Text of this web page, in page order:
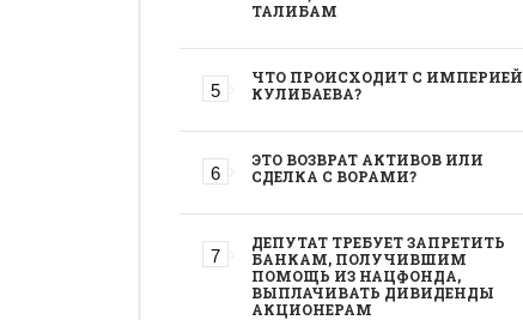
ТАЛИБАМ
ЧТО ПРОИСХОДИТ С ИМПЕРИЕЙ
КУЛИБАЕВА?
ЭТО ВОЗВРАТ АКТИВОВ ИЛИ
СДЕЛКА С ВОРАМИ?
ДЕПУТАТ ТРЕБУЕТ ЗАПРЕТИТЬ
БАНКАМ, ПОЛУЧИВШИМ
ПОМОЩЬ ИЗ НАЦФОНДА,
ВЫПЛАЧИВАТЬ ДИВИДЕНДЫ
АКЦИОНЕРАМ